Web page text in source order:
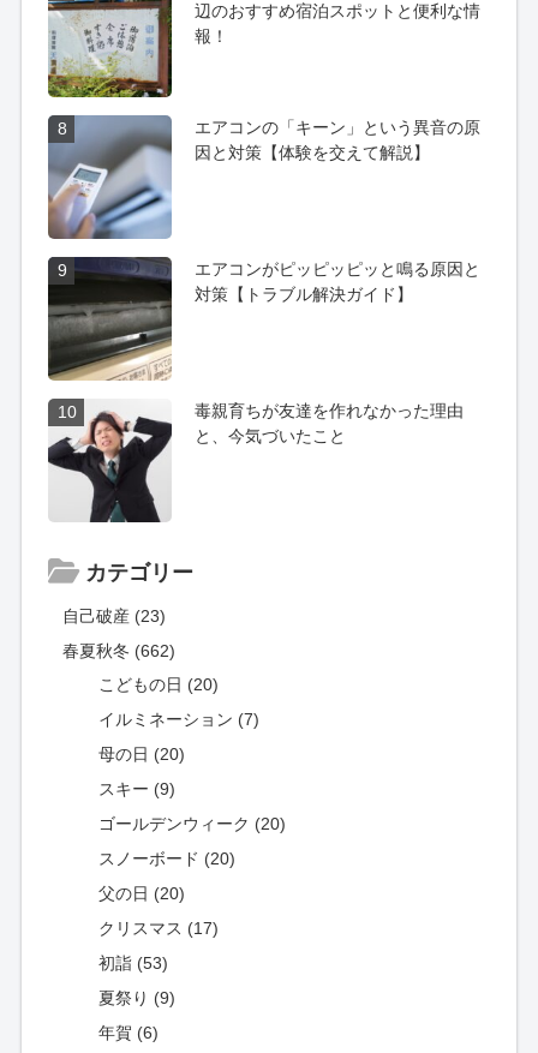
辺のおすすめ宿泊スポットと便利な情
報！
8
エアコンの「キーン」という異音の原
因と対策【体験を交えて解説】
9
エアコンがピッピッピッと鳴る原因と
対策【トラブル解決ガイド】
10
毒親育ちが友達を作れなかった理由
と、今気づいたこと
カテゴリー
自己破産 (23)
春夏秋冬 (662)
こどもの日 (20)
イルミネーション (7)
母の日 (20)
スキー (9)
ゴールデンウィーク (20)
スノーボード (20)
父の日 (20)
クリスマス (17)
初詣 (53)
夏祭り (9)
年賀 (6)